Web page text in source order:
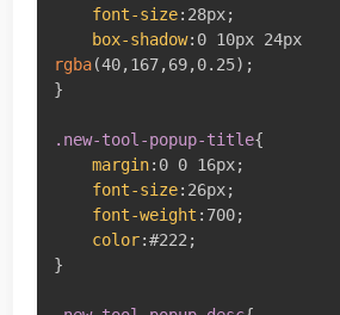
font-size: 28px;
box-shadow:
rgba(40,167,69,0.25) ;
}
.new-tool-popup-title{
margin: 0 0 16px;
font-size: 26px;
font-weight : 700;
color:#222 ;
}